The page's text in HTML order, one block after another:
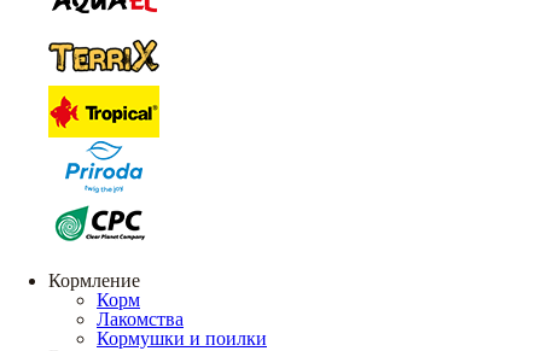
Кормление
Корм
Лакомства
Кормушки и поилки